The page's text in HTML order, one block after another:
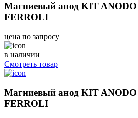
Магниевый анод KIT
FERROLI
цена по запросу
в наличии
Смотреть товар
Магниевый анод KIT
FERROLI